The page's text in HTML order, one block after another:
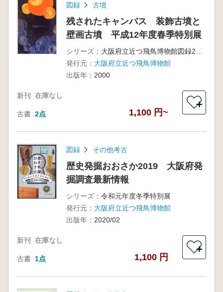
図録 古墳
残されたキャンバス 装飾古墳と
壁画古墳 平成12年度春季特別展
シリーズ：
発行元： 大阪府立近つ飛鳥博物館
出版年： 2000
新刊 在庫なし
古書 2点 1,100 円~
＋
図録 その他考古
歴史発掘おおさか2019 大阪府発
掘調査最新情報
シリーズ： 令和元年度冬季特別展
発行元： 大阪府立近つ飛鳥博物館
出版年： 2020/02
新刊 在庫なし
古書 1点 1,100 円
＋